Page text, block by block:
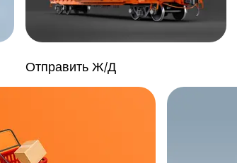
Отправить Ж/Д